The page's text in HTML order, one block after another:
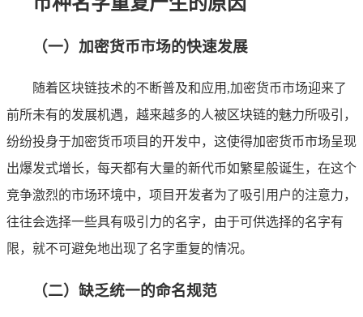
（一）加密货币市场的快速发展
随着区块链技术的不断普及和应用,加密货币市场迎来了
前所未有的发展机遇，越来越多的人被区块链的魅力所吸引，
纷纷投身于加密货币项目的开发中，这使得加密货币市场呈现
出爆发式增长，每天都有大量的新代币如繁星般诞生，在这个
竞争激烈的市场环境中，项目开发者为了吸引用户的注意力，
往往会选择一些具有吸引力的名字，由于可供选择的名字有
限，就不可避免地出现了名字重复的情况。
（二）缺乏统一的命名规范